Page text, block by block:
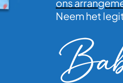
ons
Neem het